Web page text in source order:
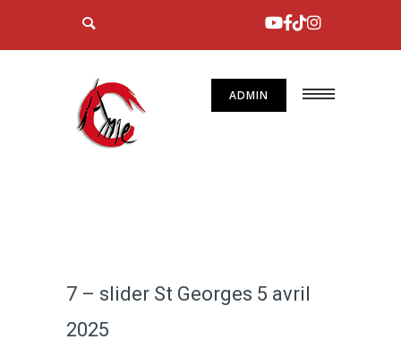
ADMIN
7 – slider St Georges 5 avril
2025